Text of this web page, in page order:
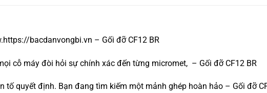
bacdanvongbi.vn – Gối đỡ CF12 BR
cỗ máy đòi hỏi sự chính xác đến từng micromet, – Gối đỡ CF12 BR
tố quyết định. Bạn đang tìm kiếm một mảnh ghép hoàn hảo – Gối đỡ